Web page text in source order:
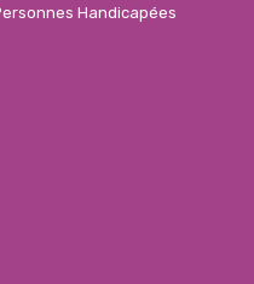
Handicapées